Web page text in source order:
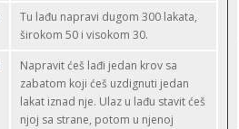
Tu lađu napravi dugom 300 lakata,
širokom 50 i visokom 30.
Napravit ćeš lađi jedan krov sa
zabatom koji ćeš uzdignuti jedan
lakat iznad nje. Ulaz u lađu stavit ćeš
njoj sa strane, potom u njenoj